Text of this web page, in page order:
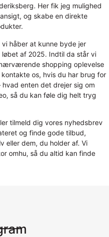
Her fik jeg mulighed
og skabe en direkte
håber at kunne byde jer
af 2025. Indtil da står vi
shopping oplevelse
os, hvis du har brug for
enten det drejer sig om
så du kan føle dig helt tryg
tilmeld dig vores nyhedsbrev
og finde gode tilbud,
eller dem, du holder af. Vi
omhu, så du altid kan finde